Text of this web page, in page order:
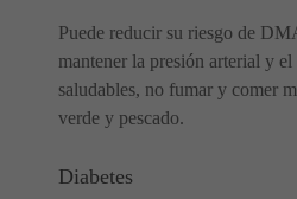
Puede reducir su riesgo de
mantener la presión arterial y
saludables, no fumar y comer
verde y pescado.
Diabetes